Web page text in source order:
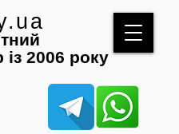
із 2006 року